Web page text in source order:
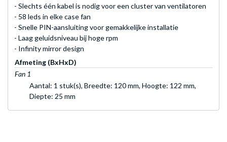
- Slechts één kabel is nodig voor een cluster van ventilatoren
- 58 leds in elke case fan
- Snelle PIN-aansluiting voor gemakkelijke installatie
- Laag geluidsniveau bij hoge rpm
- Infinity mirror design
Afmeting (BxHxD)
Fan 1
Aantal: 1 stuk(s), Breedte: 120 mm, Hoogte: 122 mm,
Diepte: 25 mm